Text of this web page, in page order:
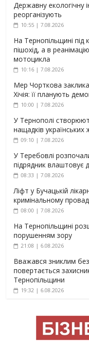
Державну екологічну
реорганізують
10:55 | 7.08.2026
На Тернопільщині
пішохід, а в
мотоцикла
10:16 | 7.08.2026
Мер Чорткова
Хічія: її планують
10:00 | 7.08.2026
У Тернополі
нащадків
09:10 | 7.08.2026
У Теребовлі
підрядник влаштовує
08:33 | 7.08.2026
Ліфт у Бучацькій
кримінальному
08:00 | 7.08.2026
На Тернопільщині
порушенням зору
21:08 | 6.08.2026
Вважався зниклим
повертається
Тернопільщини
19:32 | 6.08.2026